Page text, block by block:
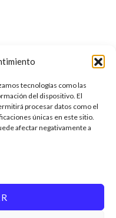
tecnologías como las
del dispositivo. El
procesar datos como el
únicas en este sitio.
afectar negativamente a